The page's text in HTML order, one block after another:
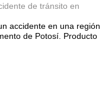
de tránsito en
accidente en una región
de Potosí. Producto